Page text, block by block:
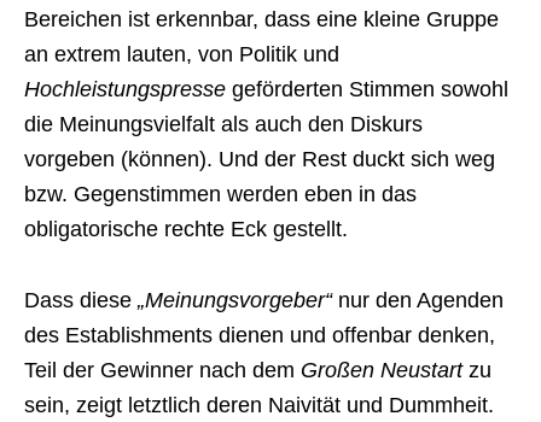
Bereichen ist erkennbar, dass eine kleine Gruppe
an extrem lauten, von Politik und
Hochleistungspresse geförderten Stimmen sowohl
die Meinungsvielfalt als auch den Diskurs
vorgeben (können). Und der Rest duckt sich weg
bzw. Gegenstimmen werden eben in das
obligatorische rechte Eck gestellt.
Dass diese „Meinungsvorgeber“nur den Agenden
des Establishments dienen und offenbar denken,
Teil der Gewinner nach dem Großen Neustartzu
sein, zeigt letztlich deren Naivität und Dummheit.